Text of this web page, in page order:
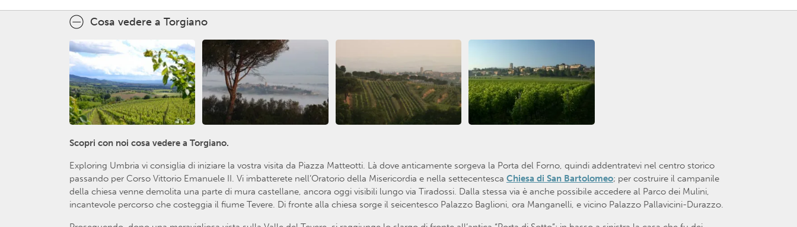
Cosa vedere a Torgiano
Scopri con noi cosa vedere a Torgiano.
Exploring Umbria vi consiglia di iniziare la vostra visita da Piazza Matteotti. Là dove anticamente sorgeva la Porta del Forno, quindi addentratevi nel centro storico
passando per Corso Vittorio Emanuele II. Vi imbatterete nell’Oratorio della Misericordia e nella settecentesca Chiesa di San Bartolomeo; per costruire il campanile
della chiesa venne demolita una parte di mura castellane, ancora oggi visibili lungo via Tiradossi. Dalla stessa via è anche possibile accedere al Parco dei Mulini,
incantevole percorso che costeggia il fiume Tevere. Di fronte alla chiesa sorge il seicentesco Palazzo Baglioni, ora Manganelli, e vicino Palazzo Pallavicini-Durazzo.